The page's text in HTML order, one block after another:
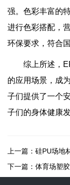
强。色彩丰富的
进行色彩搭配，
环保要求，符合
综上所述，
的应用场景，成
子们提供了一个
子们的身体健康
上一篇： 硅PU场地
下一篇： 体育场塑